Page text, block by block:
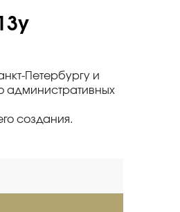
Петербургу и
административных
создания.